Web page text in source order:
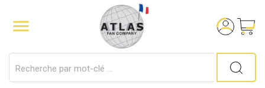
